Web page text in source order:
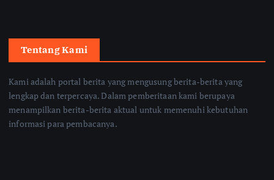
Tentang Kami
Kami adalah portal berita yang mengusung berita-berita yang
lengkap dan terpercaya. Dalam pemberitaan kami berupaya
menampilkan berita-berita aktual untuk memenuhi kebutuhan
informasi para pembacanya.